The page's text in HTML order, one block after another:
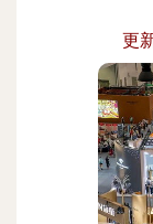
更